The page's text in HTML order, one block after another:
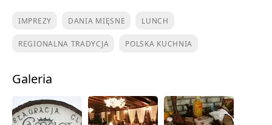
IMPREZY DANIA MIĘSNE LUNCH
REGIONALNA TRADYCJA POLSKA KUCHNIA
Galeria